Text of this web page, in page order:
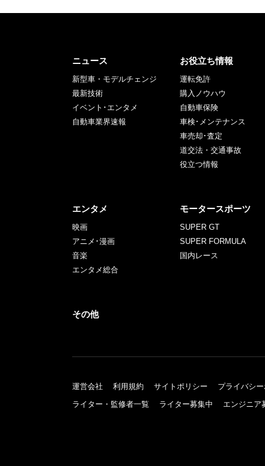
ニュース
新型車・モデルチェンジ
最新技術
イベント･エンタメ
自動車業界速報
お役立ち情報
運転免許
購入ノウハウ
自動車保険
車検･メンテナンス
車売却･査定
道交法・交通事故
役立つ情報
エンタメ
映画
アニメ･漫画
音楽
エンタメ総合
モータースポーツ
SUPER GT
SUPER FORMULA
国内レース
その他
運営会社 利用規約 サイトポリシー
プライバシ
ライター・監修者一覧
ライター募集中 エンジニア